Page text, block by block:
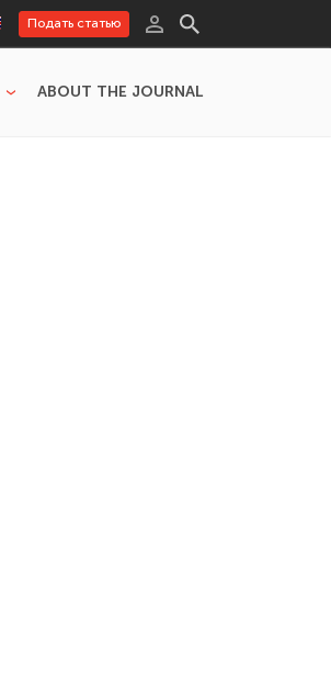
Подать статью
ABOUT THE JOURNAL